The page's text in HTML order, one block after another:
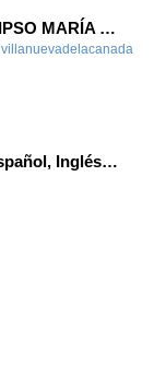
Final de Curso 25-26 CEIPSO MARÍA MOLINER
Fin de curso Iniciales, Español, Inglés, Informática y Patrimonio